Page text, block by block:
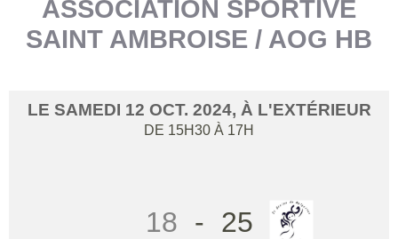
ASSOCIATION SPORTIVE
SAINT AMBROISE / AOG HB
LE SAMEDI 12 OCT. 2024, À L'EXTÉRIEUR
DE 15H30 À 17H
18 - 25